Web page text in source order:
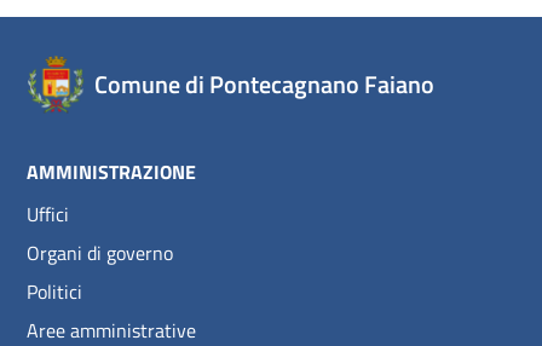
Comune di Pontecagnano Faiano
AMMINISTRAZIONE
Uffici
Organi di governo
Politici
Aree amministrative